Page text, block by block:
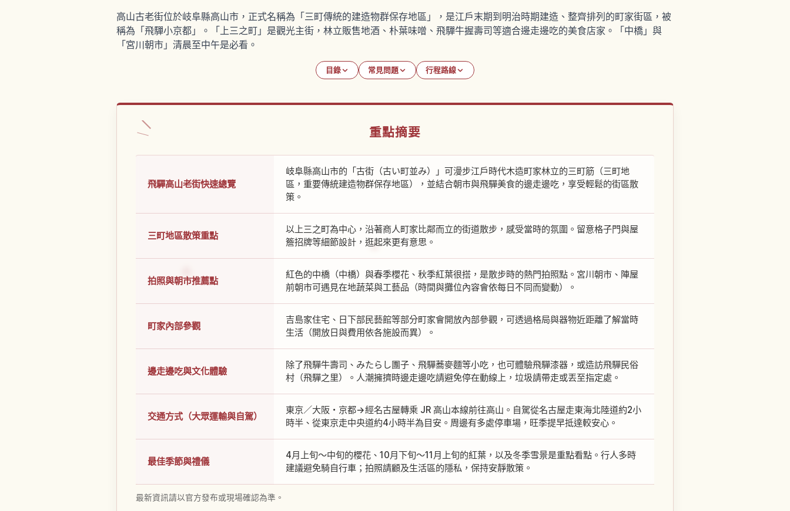
高山古老街位於岐阜縣高山市，正式名稱為「三町傳統的建造物群保存地區」，是江戶末期到明治時期建造、整齊排列的町家街區，被
稱為「飛驒小京都」。「上三之町」是觀光主街，林立販售地酒、朴葉味噌、飛驒牛握壽司等適合邊走邊吃的美食店家。「中橋」與
「宮川朝市」清晨至中午是必看。
目錄 常見問題 行程路線
重點摘要
飛驒高山老街快速總覽
岐阜縣高山市的「古街（古い町並み）」可漫步江戶時代木造町家林立的三町筋（三町地
區，重要傳統建造物群保存地區），並結合朝市與飛驒美食的邊走邊吃，享受輕鬆的街區散
策。
三町地區散策重點
以上三之町為中心，沿著商人町家比鄰而立的街道散步，感受當時的氛圍。留意格子門與屋
簷招牌等細節設計，逛起來更有意思。
拍照與朝市推薦點
紅色的中橋（中橋）與春季櫻花、秋季紅葉很搭，是散步時的熱門拍照點。宮川朝市、陣屋
前朝市可遇見在地蔬菜與工藝品（時間與攤位內容會依每日不同而變動）。
町家內部參觀
吉島家住宅、日下部民藝館等部分町家會開放內部參觀，可透過格局與器物近距離了解當時
生活（開放日與費用依各施設而異）。
邊走邊吃與文化體驗
除了飛驒牛壽司、みたらし團子、飛驒蕎麥麵等小吃，也可體驗飛驒漆器，或造訪飛驒民俗
村（飛驒之里）。人潮擁擠時邊走邊吃請避免停在動線上，垃圾請帶走或丟至指定處。
交通方式（大眾運輸與自駕）
東京／大阪・京都→經名古屋轉乘 JR 高山本線前往高山。自駕從名古屋走東海北陸道約2小
時半、從東京走中央道約4小時半為目安。周邊有多處停車場，旺季提早抵達較安心。
最佳季節與禮儀
4月上旬～中旬的櫻花、10月下旬～11月上旬的紅葉，以及冬季雪景是重點看點。行人多時
建議避免騎自行車；拍照請顧及生活區的隱私，保持安靜散策。
最新資訊請以官方發布或現場確認為準。